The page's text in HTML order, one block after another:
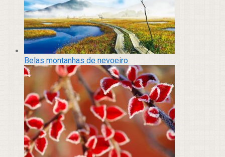
Belas montanhas de nevoeiro